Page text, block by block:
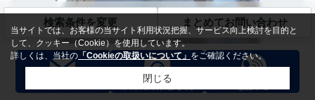
検索条件を変更 まとめてお問い合わせ
当サイトでは、お客様の当サイト利用状況把握、サービス向上検討を目的と
して、クッキー（Cookie）を使用しています。
詳しくは、当社の 「Cookieの取扱いについて」 をご確認ください。
閉じる